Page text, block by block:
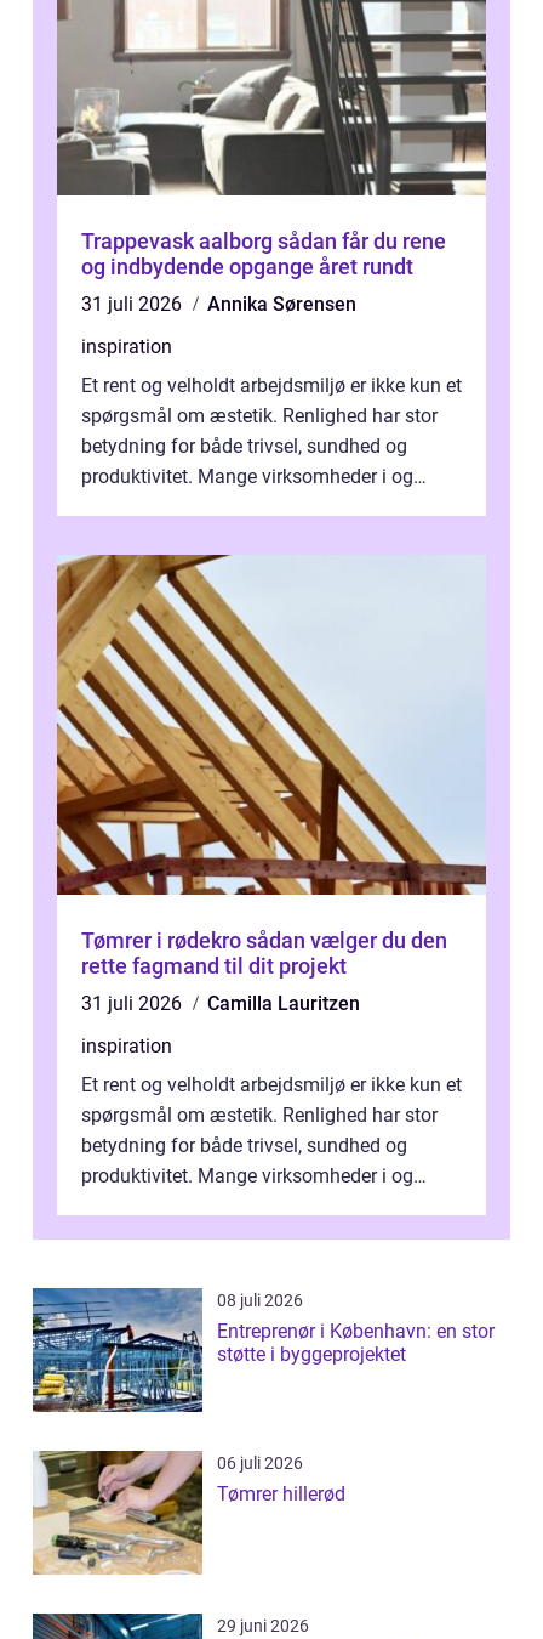
Trappevask aalborg sådan får du rene
og indbydende opgange året rundt
31 juli 2026
Annika Sørensen
inspiration
Et rent og velholdt arbejdsmiljø er ikke kun et
spørgsmål om æstetik. Renlighed har stor
betydning for både trivsel, sundhed og
produktivitet. Mange virksomheder i og
Tømrer i rødekro sådan vælger du den
rette fagmand til dit projekt
31 juli 2026
Camilla Lauritzen
inspiration
Et rent og velholdt arbejdsmiljø er ikke kun et
spørgsmål om æstetik. Renlighed har stor
betydning for både trivsel, sundhed og
produktivitet. Mange virksomheder i og
08 juli 2026
Entreprenør i København: en stor
støtte i byggeprojektet
06 juli 2026
Tømrer hillerød
29 juni 2026